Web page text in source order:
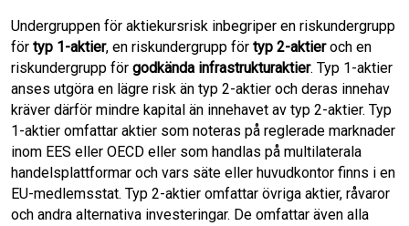
Undergruppen för aktiekursrisk inbegriper en riskundergrupp
för typ 1-aktier, en riskundergrupp för typ 2-aktieroch en
riskundergrupp för godkända infrastrukturaktier. Typ 1-aktier
anses utgöra en lägre risk än typ 2-aktier och deras innehav
kräver därför mindre kapital än innehavet av typ 2-aktier. Typ
1-aktier omfattar aktier som noteras på reglerade marknader
inom EES eller OECD eller som handlas på multilaterala
handelsplattformar och vars säte eller huvudkontor finns i en
EU-medlemsstat. Typ 2-aktier omfattar övriga aktier, råvaror
och andra alternativa investeringar. De omfattar även alla